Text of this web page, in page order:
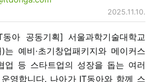
2025.11.10.
아 공동기획] 서울과학기술대학교
는 예비·초기창업패키지와 메이커스
업 등 스타트업의 성장을 돕는 여러
영합니다. 나아가 IT동아와 함께 스